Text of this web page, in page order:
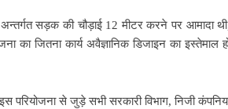
सड़क की चौड़ाई 12 मीटर करने पर आमादा
का जितना कार्य अवैज्ञानिक डिजाइन का इस्तेमाल
परियोजना से जुड़े सभी सरकारी विभाग, निजी